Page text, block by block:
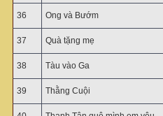
36 Ong và Bướm
37 Quà tặng mẹ
38 Tàu vào Ga
39 Thằng Cuội